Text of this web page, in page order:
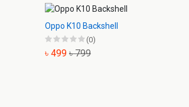
Oppo K10 Backshell
(0)
৳ 499 ৳ 799